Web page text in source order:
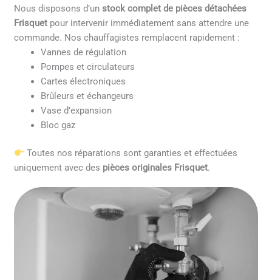
Nous disposons d’unstock complet de pièces détachées
Frisquet pour intervenir immédiatement sans attendre une
commande. Nos chauffagistes remplacent rapidement :
Vannes de régulation
Pompes et circulateurs
Cartes électroniques
Brûleurs et échangeurs
Vase d’expansion
Bloc gaz
Toutes nos réparations sont garanties et effectuées
uniquement avec des pièces originales Frisquet.